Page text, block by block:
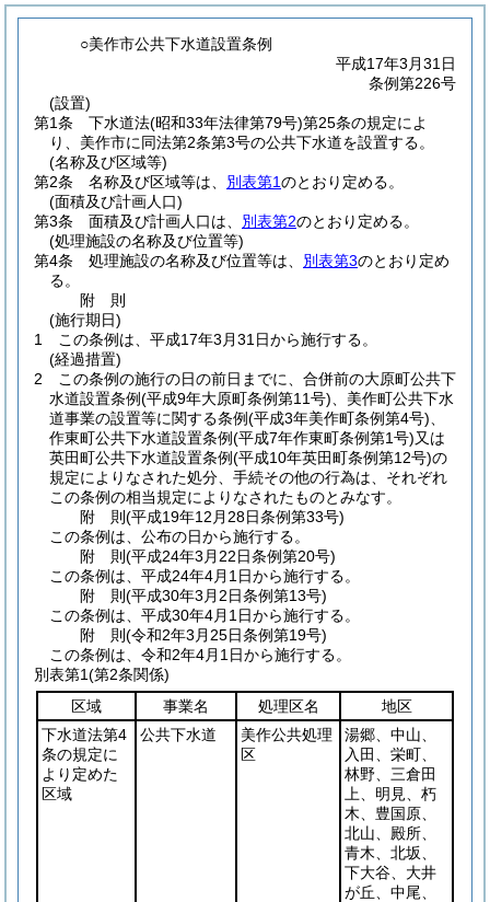
○美作市公共下水道設置条例
平成17年3月31日
条例第226号
(設置)
第1条
下水道法(昭和33年法律第79号)第25条の規定によ
り、美作市に同法第2条第3号の公共下水道を設置する。
(名称及び区域等)
第2条
名称及び区域等は、 別表第1のとおり定める。
(面積及び計画人口)
第3条
面積及び計画人口は、 別表第2のとおり定める。
(処理施設の名称及び位置等)
第4条
処理施設の名称及び位置等は、 別表第3のとおり定め
る。
附 則
(施行期日)
1
この条例は、平成17年3月31日から施行する。
(経過措置)
2
この条例の施行の日の前日までに、合併前の大原町公共下
水道設置条例(平成9年大原町条例第11号) 、美作町公共下水
道事業の設置等に関する条例(平成3年美作町条例第4号)
作東町公共下水道設置条例(平成7年作東町条例第1号)又は
英田町公共下水道設置条例(平成10年英田町条例第12号)の
規定によりなされた処分、手続その他の行為は、それぞれ
この条例の相当規定によりなされたものとみなす。
附 則(平成19年12月28日条例第33号)
この条例は、公布の日から施行する。
附 則(平成24年3月22日条例第20号)
この条例は、平成24年4月1日から施行する。
附 則(平成30年3月2日条例第13号)
この条例は、平成30年4月1日から施行する。
附 則(令和2年3月25日条例第19号)
この条例は、令和2年4月1日から施行する。
別表第1(第2条関係)
区域
事業名 処理区名
地区
下水道法第4
条の規定に
より定めた
区域
公共下水道
美作公共処理
区
湯郷、中山、
入田、栄町、
林野、三倉田
上、明見、朽
木、豊国原、
北山、殿所、
青木、北坂、
下大谷、大井
が丘、中尾、